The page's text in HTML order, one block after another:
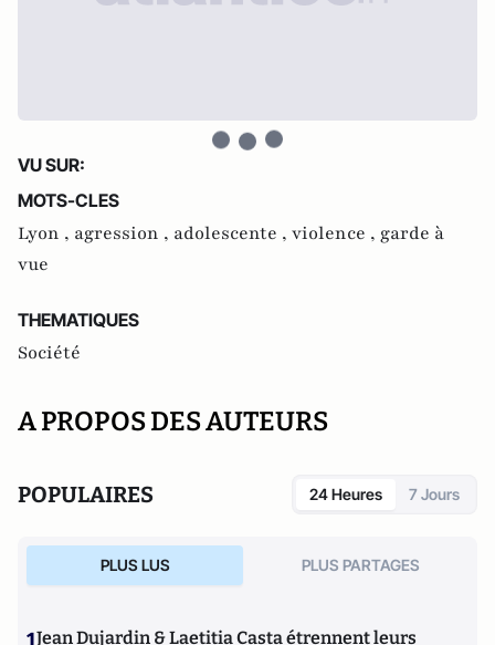
VU SUR:
MOTS-CLES
Lyon , agression , adolescente , violence , garde à
vue
THEMATIQUES
Société
A PROPOS DES AUTEURS
POPULAIRES 24 Heures 7 Jours
PLUS LUS PLUS PARTAGES
Jean Dujardin & Laetitia Casta étrennent leurs